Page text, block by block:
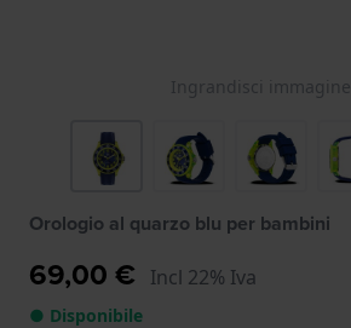
Ingrandisci immagine
Orologio al quarzo blu per bambini
69,00 € Incl 22% Iva
● Disponibile